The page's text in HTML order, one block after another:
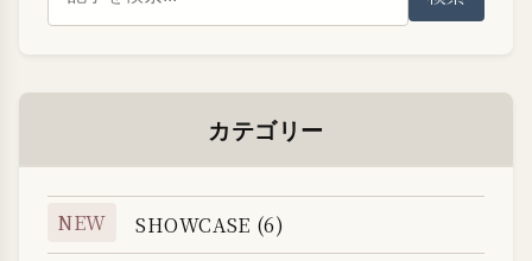
カテゴリー
NEW
SHOWCASE (6)